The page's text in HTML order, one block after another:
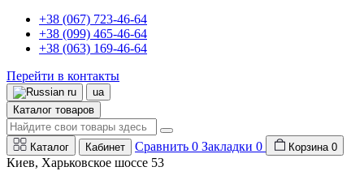
+38 (067) 723-46-64
+38 (099) 465-46-64
+38 (063) 169-46-64
Перейти в контакты
ru
ua
Каталог товаров
Каталог Кабинет Сравнить 0 Закладки 0 Корзина 0
Киев, Харьковское шоссе 53